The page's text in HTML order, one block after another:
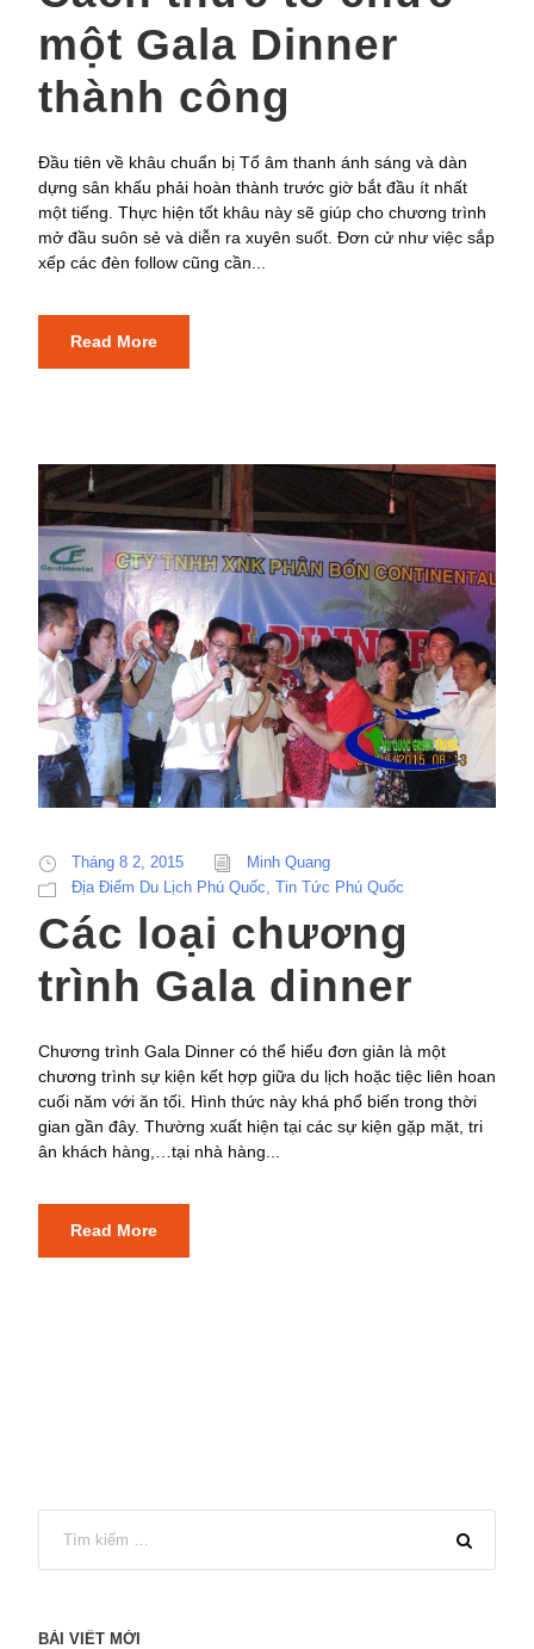
một Gala Dinner
thành công
Đầu tiên về khâu chuẩn bị Tổ âm thanh ánh sáng và dàn
dựng sân khấu phải hoàn thành trước giờ bắt đầu ít nhất
một tiếng. Thực hiện tốt khâu này sẽ giúp cho chương trình
mở đầu suôn sẻ và diễn ra xuyên suốt. Đơn cử như việc sắp
xếp các đèn follow cũng cần...
Read More
Tháng 8 2, 2015
Minh Quang
Địa Điểm Du Lịch Phú Quốc, Tin Tức Phú Quốc
Các loại chương
trình Gala dinner
Chương trình Gala Dinner có thể hiểu đơn giản là một
chương trình sự kiện kết hợp giữa du lịch hoặc tiệc liên hoan
cuối năm với ăn tối. Hình thức này khá phổ biến trong thời
gian gần đây. Thường xuất hiện tại các sự kiện gặp mặt, tri
ân khách hàng,…tại nhà hàng...
Read More
BÀI VIẾT MỚI